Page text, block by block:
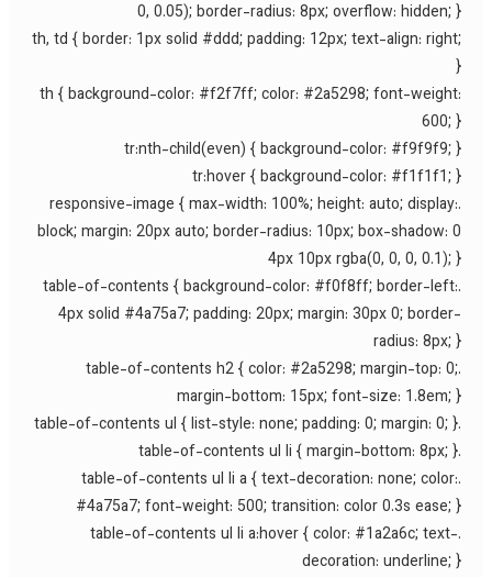
0, 0.05); border-radius: 8px; overflow: hidden;
th, td { border: 1px solid #ddd; padding: 12px; text-align:
th { background-color: #f2f7ff; color: #2a5298; font-
600;
tr:nth-child(even) { background-color: #f9f9f9;
tr:hover { background-color: #f1f1f1;
.responsive-image { max-width: 100%; height: auto; display:
block; margin: 20px auto; border-radius: 10px; box-shadow:
4px 10px rgba(0, 0, 0, 0.1);
.table-of-contents { background-color: #f0f8ff; border-left:
4px solid #4a75a7; padding: 20px; margin: 30px 0;
radius: 8px;
.table-of-contents h2 { color: #2a5298; margin-top: 0;
margin-bottom: 15px; font-size: 1.8em;
.table-of-contents ul li a { text-decoration: none; color:
#4a75a7; font-weight: 500; transition: color 0.3s ease;
.table-of-contents ul li a:hover { color: #1a2a6c; text-
decoration: underline;